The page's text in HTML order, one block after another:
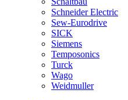
Schneider Electric
Sew-Eurodrive
SICK
Siemens
Temposonics
Turck
Wago
Weidmuller